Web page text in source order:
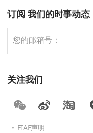
订阅 我们的时事动态
关注我们
FIAF声明